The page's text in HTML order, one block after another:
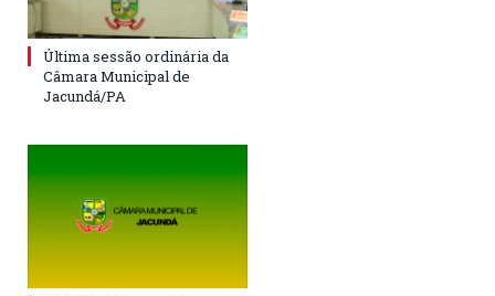
Última sessão ordinária da
Câmara Municipal de
Jacundá/PA